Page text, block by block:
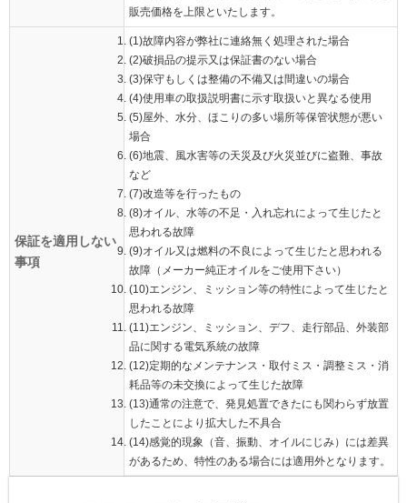
販売価格を上限といたします。
保証を適用しない
事項
(1)故障内容が弊社に連絡無く処理された場合
(2)破損品の提示又は保証書のない場合
(3)保守もしくは整備の不備又は間違いの場合
(4)使用車の取扱説明書に示す取扱いと異なる使用
(5)屋外、水分、ほこりの多い場所等保管状態が悪い
場合
(6)地震、風水害等の天災及び火災並びに盗難、事故
など
(7)改造等を行ったもの
(8)オイル、水等の不足・入れ忘れによって生じたと
思われる故障
(9)オイル又は燃料の不良によって生じたと思われる
故障（メーカー純正オイルをご使用下さい）
(10)エンジン、ミッション等の特性によって生じたと
思われる故障
(11)エンジン、ミッション、デフ、走行部品、外装部
品に関する電気系統の故障
(12)定期的なメンテナンス・取付ミス・調整ミス・消
耗品等の未交換によって生じた故障
(13)通常の注意で、発見処置できたにも関わらず放置
したことにより拡大した不具合
(14)感覚的現象（音、振動、オイルにじみ）には差異
があるため、特性のある場合には適用外となります。